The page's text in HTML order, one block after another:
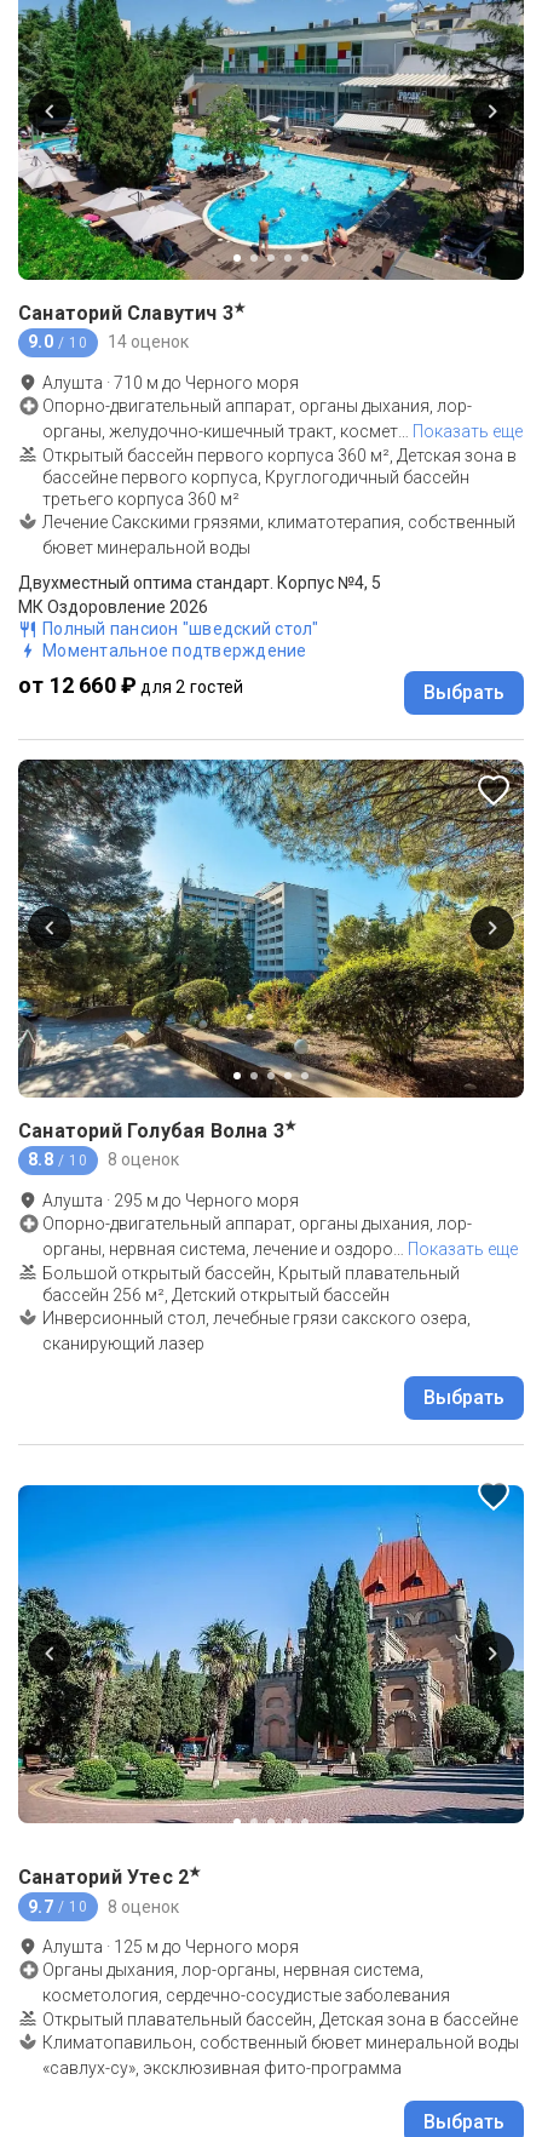
Санаторий Славутич 3★
9.0 / 10 14 оценок
Алушта ·710 м до Черного моря
Опорно-двигательный аппарат, органы дыхания, лор-
органы, желудочно-кишечный тракт, космет
Показать еще
Открытый бассейн первого корпуса 360 м², Детская зона в
бассейне первого корпуса, Круглогодичный бассейн
третьего корпуса 360 м²
Лечение Сакскими грязями, климатотерапия, собственный
бювет минеральной воды
Двухместный оптима стандарт. Корпус №4, 5
МК Оздоровление 2026
Полный пансион "шведский стол"
Моментальное подтверждение
от 12 660 ₽ для 2 гостей Выбрать
Санаторий Голубая Волна 3★
8.8 / 10 8 оценок
Алушта · 295 м до Черного моря
Опорно-двигательный аппарат, органы дыхания, лор-
органы, нервная система, лечение и оздоро
Показать еще
Большой открытый бассейн, Крытый плавательный
бассейн 256 м², Детский открытый бассейн
Инверсионный стол, лечебные грязи сакского озера,
сканирующий лазер
Выбрать
Санаторий Утес 2★
9.7 / 10 8 оценок
Алушта · 125 м до Черного моря
Органы дыхания, лор-органы, нервная система,
косметология, сердечно-сосудистые заболевания
Открытый плавательный бассейн, Детская зона в бассейне
Климатопавильон, собственный бювет минеральной воды
«савлух-су», эксклюзивная фито-программа
Выбрать